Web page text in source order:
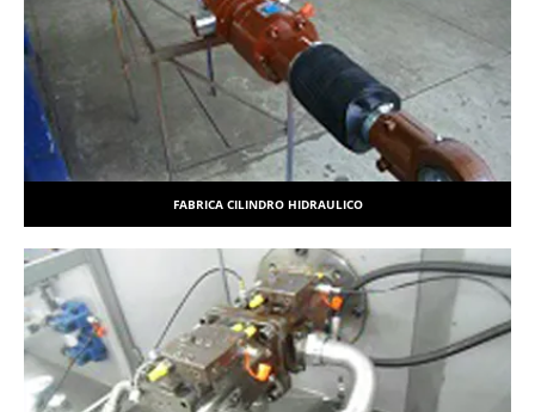
FABRICA CILINDRO HIDRAULICO